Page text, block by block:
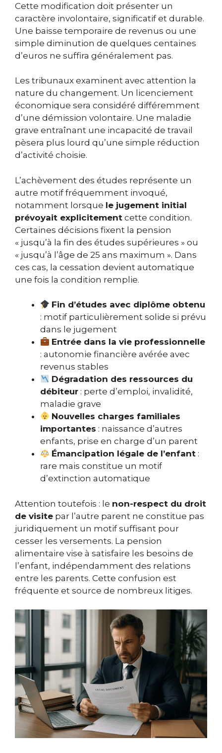
Cette modification doit présenter un
caractère involontaire, significatif et durable.
Une baisse temporaire de revenus ou une
simple diminution de quelques centaines
d’euros ne suffira généralement pas.
Les tribunaux examinent avec attention la
nature du changement. Un licenciement
économique sera considéré différemment
d’une démission volontaire. Une maladie
grave entraînant une incapacité de travail
pèsera plus lourd qu’une simple réduction
d’activité choisie.
L’achèvement des études représente un
autre motif fréquemment invoqué,
notamment lorsque le jugement initial
prévoyait explicitement cette condition.
Certaines décisions fixent la pension
« jusqu’à la fin des études supérieures » ou
« jusqu’à l’âge de 25 ans maximum ». Dans
ces cas, la cessation devient automatique
une fois la condition remplie.
Fin d’études avec diplôme obtenu
: motif particulièrement solide si prévu
dans le jugement
Entrée dans la vie professionnelle
: autonomie financière avérée avec
revenus stables
Dégradation des ressources du
débiteur : perte d’emploi, invalidité,
maladie grave
Nouvelles charges familiales
importantes : naissance d’autres
enfants, prise en charge d’un parent
Émancipation légale de l’enfant :
rare mais constitue un motif
d’extinction automatique
Attention toutefois : le non-respect du droit
de visite par l’autre parent ne constitue pas
juridiquement un motif suffisant pour
cesser les versements. La pension
alimentaire vise à satisfaire les besoins de
l’enfant, indépendamment des relations
entre les parents. Cette confusion est
fréquente et source de nombreux litiges.